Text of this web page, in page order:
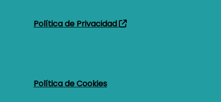
Pie de página
Política de Privacidad
Política de Cookies